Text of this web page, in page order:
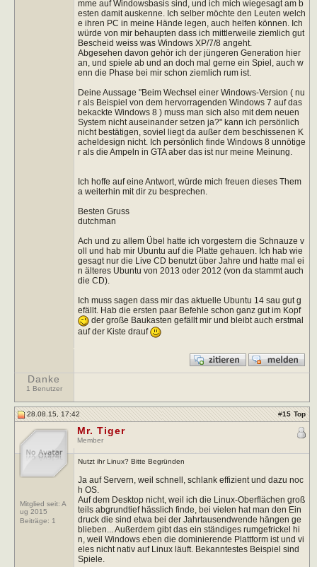
mme auf Windowsbasis sind, und ich mich wiegesagt am b
esten damit auskenne. Ich selber möchte den Leuten welch
e ihren PC in meine Hände legen, auch helfen können. Ich
würde von mir behaupten dass ich mittlerweile ziemlich gut
Bescheid weiss was Windows XP/7/8 angeht.
Abgesehen davon gehör ich der jüngeren Generation hier
an, und spiele ab und an doch mal gerne ein Spiel, auch w
enn die Phase bei mir schon ziemlich rum ist.
Deine Aussage "Beim Wechsel einer Windows-Version ( nu
r als Beispiel von dem hervorragenden Windows 7 auf das
bekackte Windows 8 ) muss man sich also mit dem neuen
System nicht auseinander setzen ja?" kann ich persönlich
nicht bestätigen, soviel liegt da außer dem beschissenen K
acheldesign nicht. Ich persönlich finde Windows 8 unnötige
r als die Ampeln in GTA aber das ist nur meine Meinung.
Ich hoffe auf eine Antwort, würde mich freuen dieses Them
a weiterhin mit dir zu besprechen.
Besten Gruss
dutchman
Ach und zu allem Übel hatte ich vorgestern die Schnauze v
oll und hab mir Ubuntu auf die Platte gehauen. Ich hab wie
gesagt nur die Live CD benutzt über Jahre und hatte mal ei
n älteres Ubuntu von 2013 oder 2012 (von da stammt auch
die CD).
Ich muss sagen dass mir das aktuelle Ubuntu 14 sau gut g
efällt. Hab die ersten paar Befehle schon ganz gut im Kopf
der große Baukasten gefällt mir und bleibt auch erstmal
auf der Kiste drauf
Danke
1 Benutzer
28.08.15, 17:42 #15 Top
Mitglied seit: A
ug 2015
Beiträge: 1
Mr. Tiger
Member
Nutzt ihr Linux? Bitte Begründen
Ja auf Servern, weil schnell, schlank effizient und dazu noc
h OS.
Auf dem Desktop nicht, weil ich die Linux-Oberflächen groß
teils abgrundtief hässlich finde, bei vielen hat man den Ein
druck die sind etwa bei der Jahrtausendwende hängen ge
blieben... Außerdem gibt das ein ständiges rumgefrickel hi
n, weil Windows eben die dominierende Plattform ist und vi
eles nicht nativ auf Linux läuft. Bekanntestes Beispiel sind
Spiele.